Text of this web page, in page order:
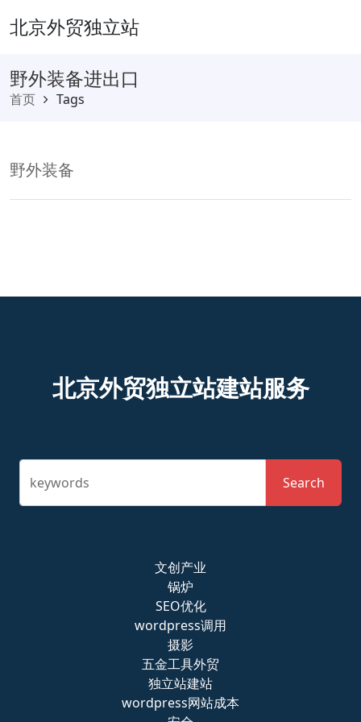
北京外贸独立站
野外装备进出口
首页 Tags
野外装备
北京外贸独立站建站服务
keywords Search
文创产业
锅炉
SEO优化
wordpress调用
摄影
五金工具外贸
独立站建站
wordpress网站成本